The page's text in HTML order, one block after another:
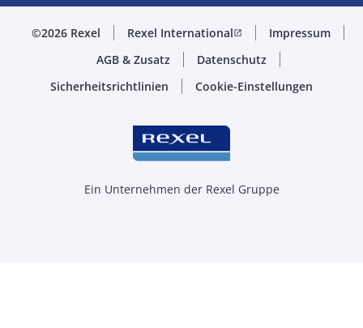
©2026 Rexel Rexel Internationalopen_in_new
Impressum
AGB & Zusatz
Datenschutz
Sicherheitsrichtlinien
Cookie-Einstellungen
Ein Unternehmen der Rexel Gruppe